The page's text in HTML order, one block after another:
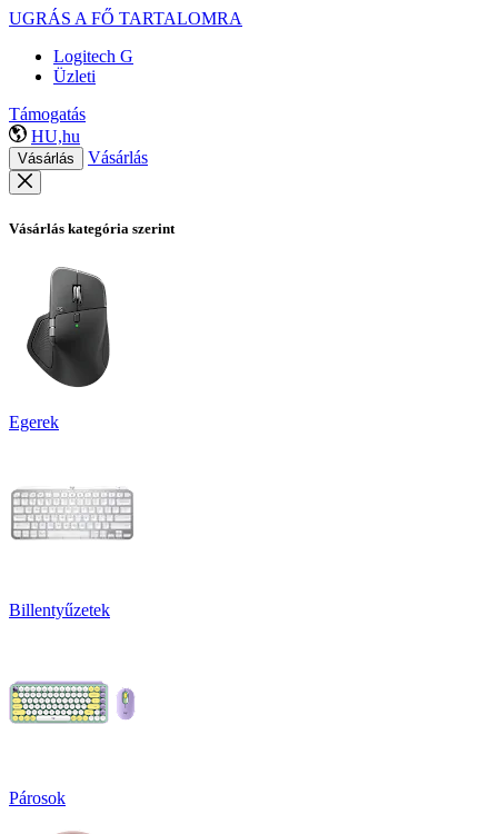
UGRÁS A FŐ TARTALOMRA
Logitech G
Üzleti
Támogatás
HU,hu
Vásárlás Vásárlás
Vásárlás kategória szerint
Egerek
Billentyűzetek
Párosok